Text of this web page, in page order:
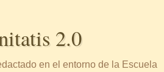
2.0
en el entorno de la Escuela